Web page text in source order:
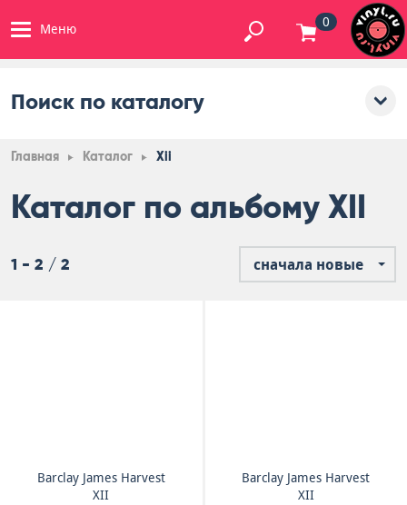
Меню 0
Поиск по каталогу
Главная Каталог Xii
Каталог по альбому XII
1 - 2 / 2 сначала новые
Barclay James Harvest
XII
Barclay James Harvest
XII